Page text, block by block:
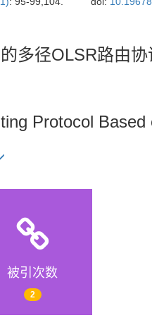
多径OLSR路由协
Protocol
被引次数
2